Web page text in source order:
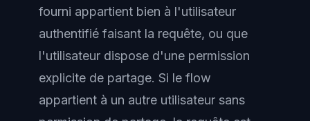
fourni appartient bien à l'utilisateur
authentifié faisant la requête, ou que
l'utilisateur dispose d'une permission
explicite de partage. Si le flow
appartient à un autre utilisateur sans